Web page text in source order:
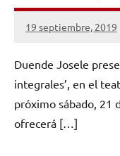
19 septiembre, 2019
No
comentarios
Duende Josele
integrales’, en el
próximo sábado, 21
ofrecerá […]